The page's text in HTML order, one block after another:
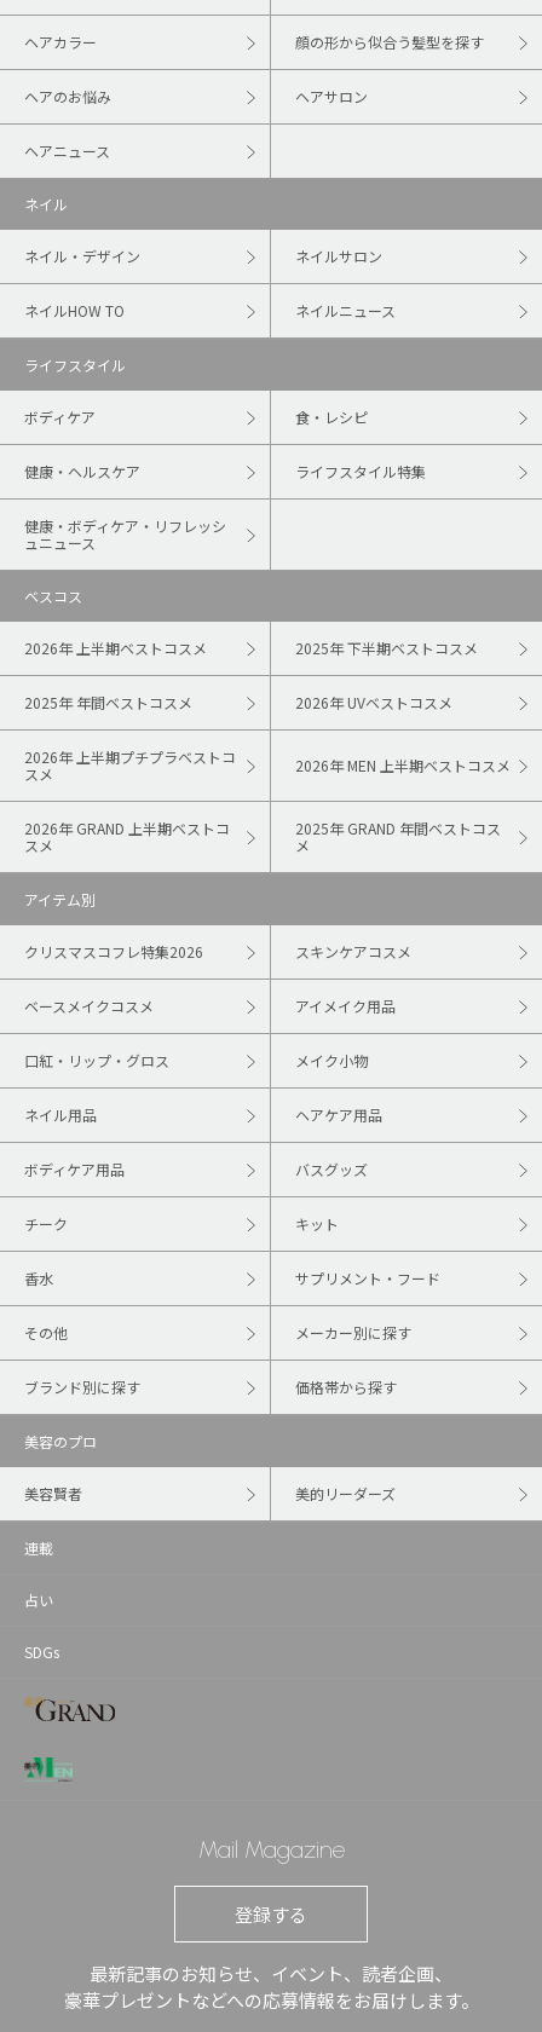
ヘアカラー 顔の形から似合う髪型を探す
ヘアのお悩み ヘアサロン
ヘアニュース
ネイル
ネイル・デザイン ネイルサロン
ネイルHOW TO ネイルニュース
ライフスタイル
ボディケア 食・レシピ
健康・ヘルスケア ライフスタイル特集
健康・ボディケア・リフレッシ
ュニュース
ベスコス
2026年 上半期ベストコスメ 2025年 下半期ベストコスメ
2025年 年間ベストコスメ 2026年 UVベストコスメ
2026年 上半期プチプラベストコ
スメ
2026年 MEN 上半期ベストコスメ
2026年 GRAND 上半期ベストコ
スメ
2025年 GRAND 年間ベストコス
メ
アイテム別
クリスマスコフレ特集2026 スキンケアコスメ
ベースメイクコスメ アイメイク用品
口紅・リップ・グロス メイク小物
ネイル用品 ヘアケア用品
ボディケア用品 バスグッズ
チーク キット
香水 サプリメント・フード
その他 メーカー別に探す
ブランド別に探す 価格帯から探す
美容のプロ
美容賢者 美的リーダーズ
連載
占い
SDGs
Mail Magazine
登録する
最新記事のお知らせ、イベント、読者企画、
豪華プレゼントなどへの応募情報をお届けします。